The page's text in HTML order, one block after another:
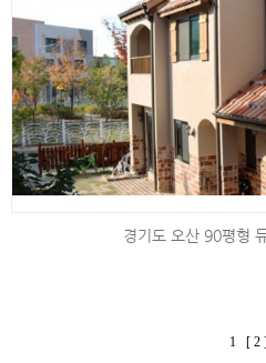
경기도 오산 90평형
1 [ 2